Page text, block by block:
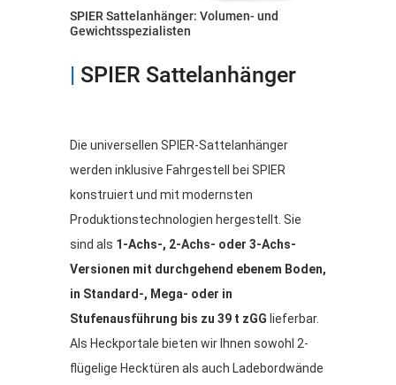
SPIER Sattelanhänger: Volumen- und
Gewichtsspezialisten
| SPIER Sattelanhänger
Die universellen SPIER-Sattelanhänger
werden inklusive Fahrgestell bei SPIER
konstruiert und mit modernsten
Produktionstechnologien hergestellt. Sie
sind als 1-Achs-, 2-Achs- oder 3-Achs-
Versionen mit durchgehend ebenem Boden,
in Standard-, Mega- oder in
Stufenausführung bis zu 39 t zGG lieferbar.
Als Heckportale bieten wir Ihnen sowohl 2-
flügelige Hecktüren als auch Ladebordwände